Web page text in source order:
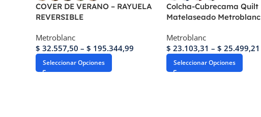
COVER DE VERANO – RAYUELA
REVERSIBLE
Metroblanc
$ 32.557,50 – $ 195.344,99
Seleccionar Opciones
Colcha-Cubrecama Quilt
Matelaseado Metroblanc
Metroblanc
$ 23.103,31 – $ 25.499,21
Seleccionar Opciones